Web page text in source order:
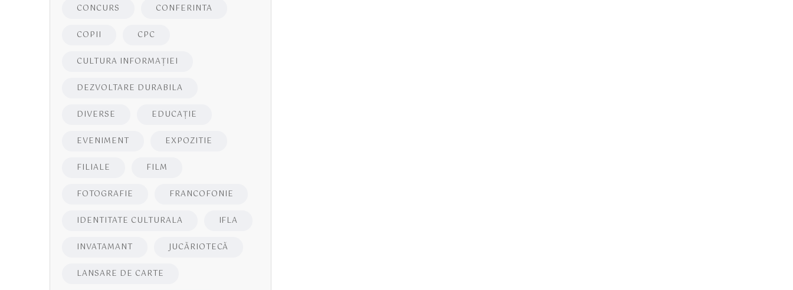
CONCURS CONFERINTA
COPII CPC
CULTURA INFORMAŢIEI
DEZVOLTARE DURABILA
DIVERSE EDUCAŢIE
EVENIMENT EXPOZITIE
FILIALE FILM
FOTOGRAFIE FRANCOFONIE
IDENTITATE CULTURALA IFLA
INVATAMANT JUCĂRIOTECĂ
LANSARE DE CARTE